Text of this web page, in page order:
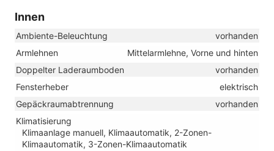
Innen
Ambiente-Beleuchtung
vorhanden
Armlehnen
Mittelarmlehne, Vorne und hinten
Doppelter Laderaumboden
vorhanden
Fensterheber
elektrisch
Gepäckraumabtrennung
vorhanden
Klimatisierung
Klimaanlage manuell, Klimaautomatik, 2-Zonen-
Klimaautomatik, 3-Zonen-Klimaautomatik